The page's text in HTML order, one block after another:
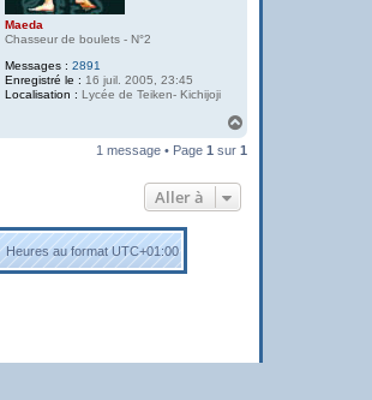
Maeda
Chasseur de boulets - N°2
Messages : 2891
Enregistré le : 16 juil. 2005, 23:45
Localisation : Lycée de Teiken- Kichijoji
u
1 message • Page 1 sur 1
Aller à
Heures au formatUTC+01:00